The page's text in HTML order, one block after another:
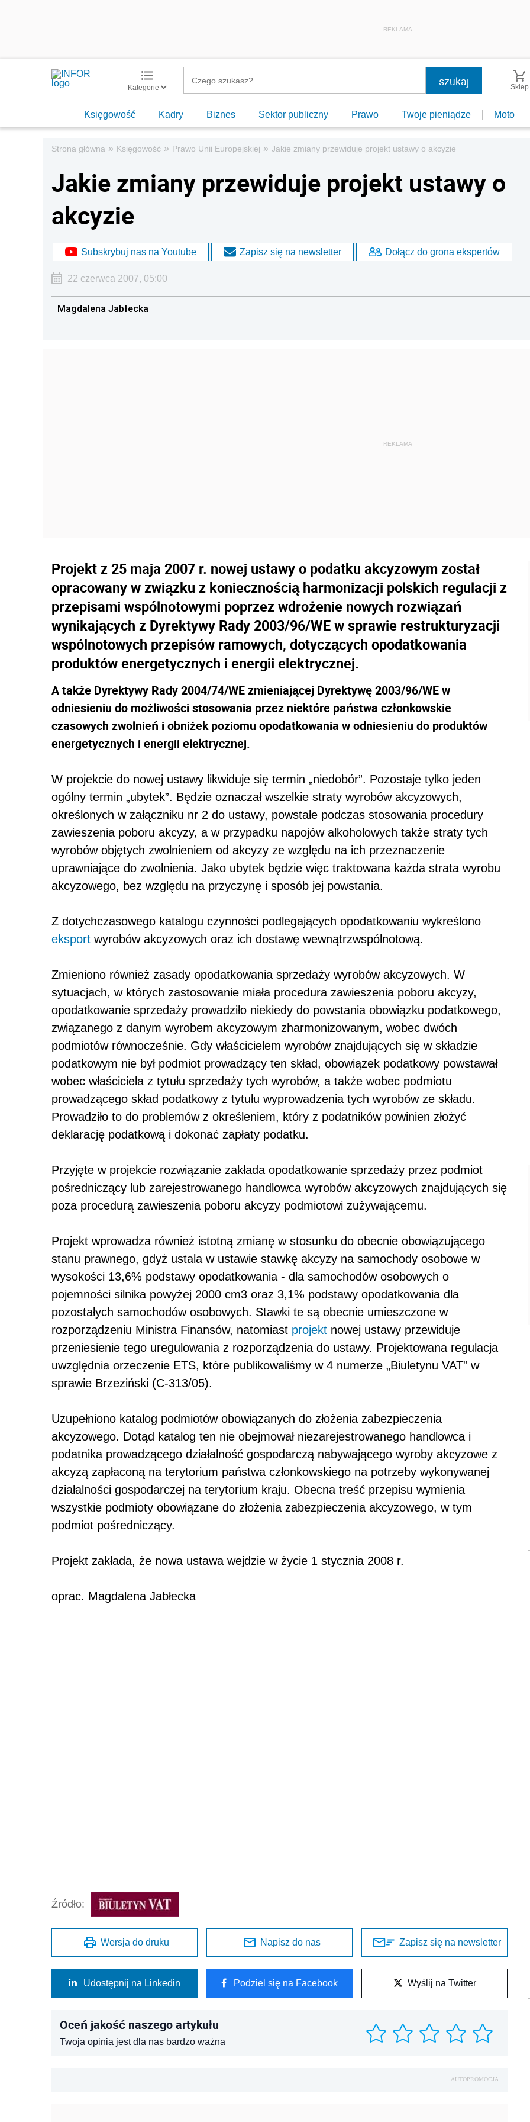
REKLAMA
Kategorie Sklep
Księgowość Kadry Biznes Sektor publiczny Prawo Twoje pieniądze Moto
Strona główna » Księgowość » Prawo Unii Europejskiej » Jakie zmiany przewiduje projekt ustawy o akcyzie
Jakie zmiany przewiduje projekt ustawy o
akcyzie
Subskrybuj nas na Youtube Zapisz się na newsletter Dołącz do grona ekspertów
22 czerwca 2007, 05:00
Magdalena Jabłecka
Projekt z 25 maja 2007 r. nowej ustawy o podatku akcyzowym został
opracowany w związku z koniecznością harmonizacji polskich regulacji z
przepisami wspólnotowymi poprzez wdrożenie nowych rozwiązań
wynikających z Dyrektywy Rady 2003/96/WE w sprawie restrukturyzacji
wspólnotowych przepisów ramowych, dotyczących opodatkowania
produktów energetycznych i energii elektrycznej.
A także Dyrektywy Rady 2004/74/WE zmieniającej Dyrektywę 2003/96/WE w
odniesieniu do możliwości stosowania przez niektóre państwa członkowskie
czasowych zwolnień i obniżek poziomu opodatkowania w odniesieniu do produktów
energetycznych i energii elektrycznej.
W projekcie do nowej ustawy likwiduje się termin „niedobór”. Pozostaje tylko jeden
ogólny termin „ubytek”. Będzie oznaczał wszelkie straty wyrobów akcyzowych,
określonych w załączniku nr 2 do ustawy, powstałe podczas stosowania procedury
zawieszenia poboru akcyzy, a w przypadku napojów alkoholowych także straty tych
wyrobów objętych zwolnieniem od akcyzy ze względu na ich przeznaczenie
uprawniające do zwolnienia. Jako ubytek będzie więc traktowana każda strata wyrobu
akcyzowego, bez względu na przyczynę i sposób jej powstania.
Z dotychczasowego katalogu czynności podlegających opodatkowaniu wykreślono
eksport wyrobów akcyzowych oraz ich dostawę wewnątrzwspólnotową.
Zmieniono również zasady opodatkowania sprzedaży wyrobów akcyzowych. W
sytuacjach, w których zastosowanie miała procedura zawieszenia poboru akcyzy,
opodatkowanie sprzedaży prowadziło niekiedy do powstania obowiązku podatkowego,
związanego z danym wyrobem akcyzowym zharmonizowanym, wobec dwóch
podmiotów równocześnie. Gdy właścicielem wyrobów znajdujących się w składzie
podatkowym nie był podmiot prowadzący ten skład, obowiązek podatkowy powstawał
wobec właściciela z tytułu sprzedaży tych wyrobów, a także wobec podmiotu
prowadzącego skład podatkowy z tytułu wyprowadzenia tych wyrobów ze składu.
Prowadziło to do problemów z określeniem, który z podatników powinien złożyć
deklarację podatkową i dokonać zapłaty podatku.
Przyjęte w projekcie rozwiązanie zakłada opodatkowanie sprzedaży przez podmiot
pośredniczący lub zarejestrowanego handlowca wyrobów akcyzowych znajdujących się
poza procedurą zawieszenia poboru akcyzy podmiotowi zużywającemu.
Projekt wprowadza również istotną zmianę w stosunku do obecnie obowiązującego
stanu prawnego, gdyż ustala w ustawie stawkę akcyzy na samochody osobowe w
wysokości 13,6% podstawy opodatkowania - dla samochodów osobowych o
pojemności silnika powyżej 2000 cm3 oraz 3,1% podstawy opodatkowania dla
pozostałych samochodów osobowych. Stawki te są obecnie umieszczone w
rozporządzeniu Ministra Finansów, natomiast projekt nowej ustawy przewiduje
przeniesienie tego uregulowania z rozporządzenia do ustawy. Projektowana regulacja
uwzględnia orzeczenie ETS, które publikowaliśmy w 4 numerze „Biuletynu VAT” w
sprawie Brzeziński (C-313/05).
Uzupełniono katalog podmiotów obowiązanych do złożenia zabezpieczenia
akcyzowego. Dotąd katalog ten nie obejmował niezarejestrowanego handlowca i
podatnika prowadzącego działalność gospodarczą nabywającego wyroby akcyzowe z
akcyzą zapłaconą na terytorium państwa członkowskiego na potrzeby wykonywanej
działalności gospodarczej na terytorium kraju. Obecna treść przepisu wymienia
wszystkie podmioty obowiązane do złożenia zabezpieczenia akcyzowego, w tym
podmiot pośredniczący.
Projekt zakłada, że nowa ustawa wejdzie w życie 1 stycznia 2008 r.
oprac. Magdalena Jabłecka
Źródło:
Wersja do druku Napisz do nas Zapisz się na newsletter
Udostępnij na Linkedin Podziel się na Facebook Wyślij na Twitter
Oceń jakość naszego artykułu
Twoja opinia jest dla nas bardzo ważna
AUTOPROMOCJA